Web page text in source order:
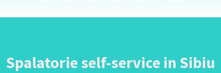
Spalatorie self-service in Sibiu